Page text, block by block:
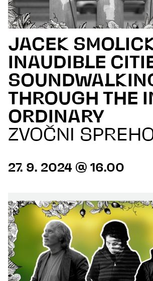
JACEK
INAUDIBLE
THROUGH THE
ORDINARY
ZVOČNI
27. 9. 2024 @ 16.00